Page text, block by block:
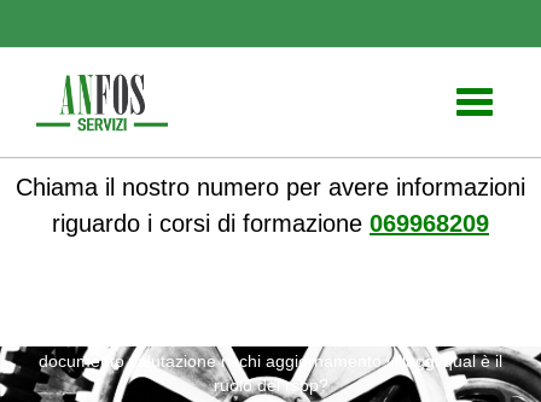
Toggle
Chiama il nostro numero per avere informazioni
riguardo i corsi di formazione 069968209
documento valutazione rischi aggiornamento villaggi qual è il
ruolo del rspp?